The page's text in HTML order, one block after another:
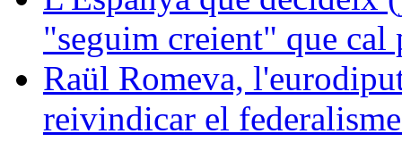
"seguim creient" que cal
Raül Romeva,
reivindicar el